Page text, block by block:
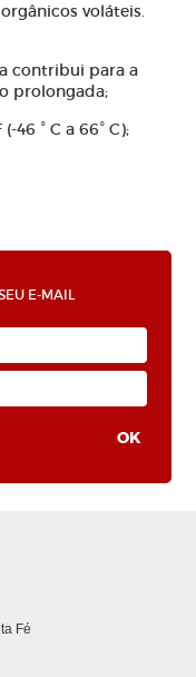
voláteis.
contribui para a
prolongada;
46 ° C a 66° C);
E-MAIL
Fé